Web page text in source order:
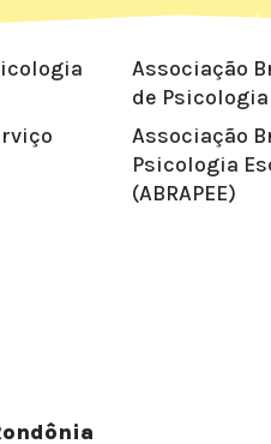
Associação
de Psicologia
Associação
Psicologia
(ABRAPEE)